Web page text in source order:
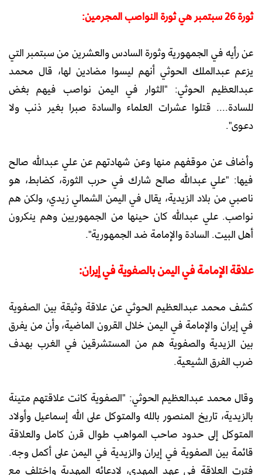
ثورة 26 سبتمبر هي ثورة النواصب المجرمين:
عن رأيه في الجمهورية وثورة السادس والعشرين من سبتمبر التي
يزعم عبدالملك الحوثي أنهم ليسوا مضادين لها، قال محمد
عبدالعظيم الحوثي: "الثوار في اليمن نواصب فيهم بغض
للسادة.... قتلوا عشرات العلماء والسادة صبرا بغير ذنب ولا
دعوى".
وأضاف عن موقفهم منها وعن شهادتهم عن علي عبدالله صالح
فيها: "علي عبدالله صالح شارك في حرب الثورة، كضابط، هو
ناصبي من بلاد الزيدية، يقال في اليمن الشمالي زيدي، ولكن هم
نواصب. علي عبدالله كان حينها من الجمهوريين وهم ينكرون
أهل البيت. السادة والإمامة ضد الجمهورية".
علاقة الإمامة في اليمن بالصفوية في إيران:
كشف محمد عبدالعظيم الحوثي عن علاقة وثيقة بين الصفوية
في إيران والإمامة في اليمن خلال القرون الماضية، وأن من يفرق
بين الزيدية والصفوية هم من المستشرقين في الغرب بهدف
ضرب الفرق الشيعية.
وقال محمد عبدالعظيم الحوثي: "الصفوية كانت علاقتهم متينة
بالزيدية، تاريخ المنصور بالله والمتوكل على الله إسماعيل وأولاد
المتوكل إلى حدود صاحب المواهب طوال قرن كامل والعلاقة
قائمة بين الصفوية في إيران والزيدية في اليمن على أكمل وجه.
فترت العلاقة في عهد المهدي، لادعائه المهدية واختلف مع